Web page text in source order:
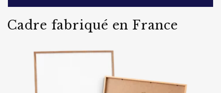
Cadre fabriqué en France